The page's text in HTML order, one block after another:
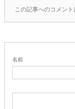
この記事へのコメント
名前